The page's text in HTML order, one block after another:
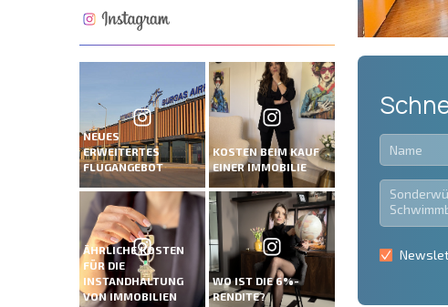
NEUES
ERWEITERTES
FLUGANGEBOT
KOSTEN BEIM KAUF
EINER IMMOBILIE
ÄHRLICHE KOSTEN
FÜR DIE
INSTANDHALTUNG
VON IMMOBILIEN
WO IST DIE 6%-
RENDITE?